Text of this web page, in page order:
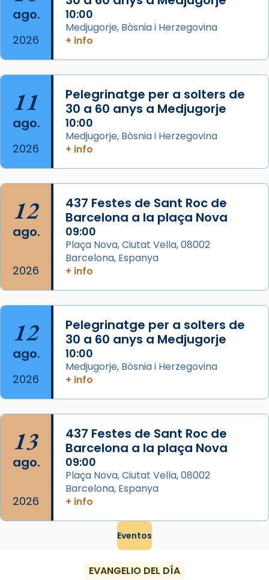
Josep Omella, ha presidit la missa i l’ha
concelebrat el bisbe auxiliar de Barcelona,
Mons. David Abadías.
📸 Dr. G. Simón
Foto
View on Facebook · Share
Arquebisbat de Barcelona
2 weeks ago
Acompanyant la història de sant Cugat, a
partir de l’Edat Mitjana sorgeix la tradició
que les santes Juliana (“relatiu a Júlia”) i
Semproniana (“relatiu a Semprònia =
eterna”) són deixebles seves. I l’any 1667, el
frare Joan Gaspar Roig, afirma en una obra
que les santes són filles de l’antiga Iluro.
Mataró en reivindicarà les relíq
Foto
View on Facebook ·
ago.
2026
10:00
Medjugorje, Bòsnia i Herzegovina
+ info
11
ago.
2026
Pelegrinatge per a solters de
30 a 60 anys a Medjugorje
10:00
Medjugorje, Bòsnia i Herzegovina
+ info
12
ago.
2026
437 Festes de Sant Roc de
Barcelona a la plaça Nova
09:00
Plaça Nova, Ciutat Vella, 08002
Barcelona, Espanya
+ info
12
ago.
2026
Pelegrinatge per a solters de
30 a 60 anys a Medjugorje
10:00
Medjugorje, Bòsnia i Herzegovina
+ info
13
ago.
2026
437 Festes de Sant Roc de
Barcelona a la plaça Nova
09:00
Plaça Nova, Ciutat Vella, 08002
Barcelona, Espanya
+ info
Eventos
EVANGELIO DEL DÍA